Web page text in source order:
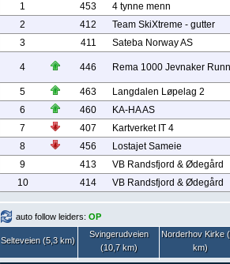
1
453
4 tynne menn
2
412
Team SkiXtreme - gutter
3
411 Sateba Norway AS
4 446 Rema 1000 Jevnaker
5 463
Langdalen Løpelag 2
6
460
KA-HA AS
7
407
Kartverket IT 4
8
456
Lostajet Sameie
9
413
VB Randsfjord & Ødegård
10
414 VB Randsfjord & Ødegård
auto follow leiders: OP
Selteveien (5,3 km)
Svingerudveien
(10,7 km)
Norderhov Kirke
km)